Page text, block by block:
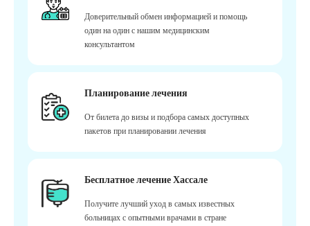
Доверительный обмен информацией и помощь
один на один с нашим медицинским
консультантом
Планирование лечения
От билета до визы и подбора самых доступных
пакетов при планировании лечения
Бесплатное лечение Хассале
Получите лучший уход в самых известных
больницах с опытными врачами в стране